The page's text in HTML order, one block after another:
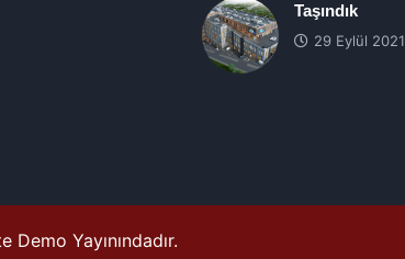
Taşındık
29 Eylül 2021
Demo Yayınındadır.